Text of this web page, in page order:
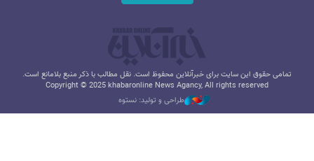
تمامی حقوق این سایت برای خبرآنلاین محفوظ است. نقل مطالب با ذکر منبع بلامانع است.
Copyright © 2025 khabaronline News Agancy, All rights reserved
طراحی و تولید: نستوه